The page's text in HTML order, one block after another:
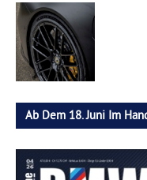
Ab Dem 18. Juni Im